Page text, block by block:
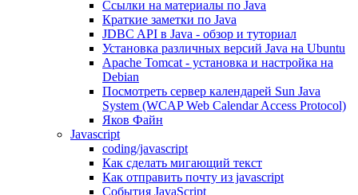
Ссылки на материалы по Java
Краткие заметки по Java
JDBC API в Java - обзор и туториал
Установка различных версий Java на Ubuntu
Apache Tomcat - установка и настройка на
Debian
Посмотреть сервер календарей Sun Java
System (WCAP Web Calendar Access Protocol)
Яков Файн
Javascript
coding/javascript
Как сделать мигающий текст
Как отправить почту из javascript
События JavaScript